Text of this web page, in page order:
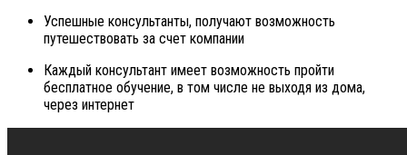
Успешные консультанты, получают возможность
путешествовать за счет компании
Каждый консультант имеет возможность пройти
бесплатное обучение, в том числе не выходя из дома,
через интернет